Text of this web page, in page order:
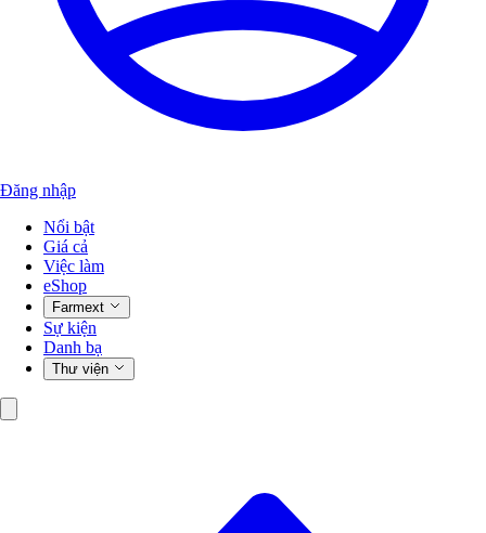
Đăng nhập
Nổi bật
Giá cả
Việc làm
eShop
Farmext
Sự kiện
Danh bạ
Thư viện